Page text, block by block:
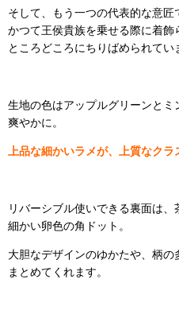
そして、もう一つの代表的な意匠
かつて王侯貴族を乗せる際に着飾
ところどころにちりばめられてい
生地の色はアップルグリーンとミ
爽やかに。
上品な細かいラメが、上質なクラ
リバーシブル使いできる裏面は、
細かい卵色の角ドット。
大胆なデザインのゆかたや、柄の
まとめてくれます。